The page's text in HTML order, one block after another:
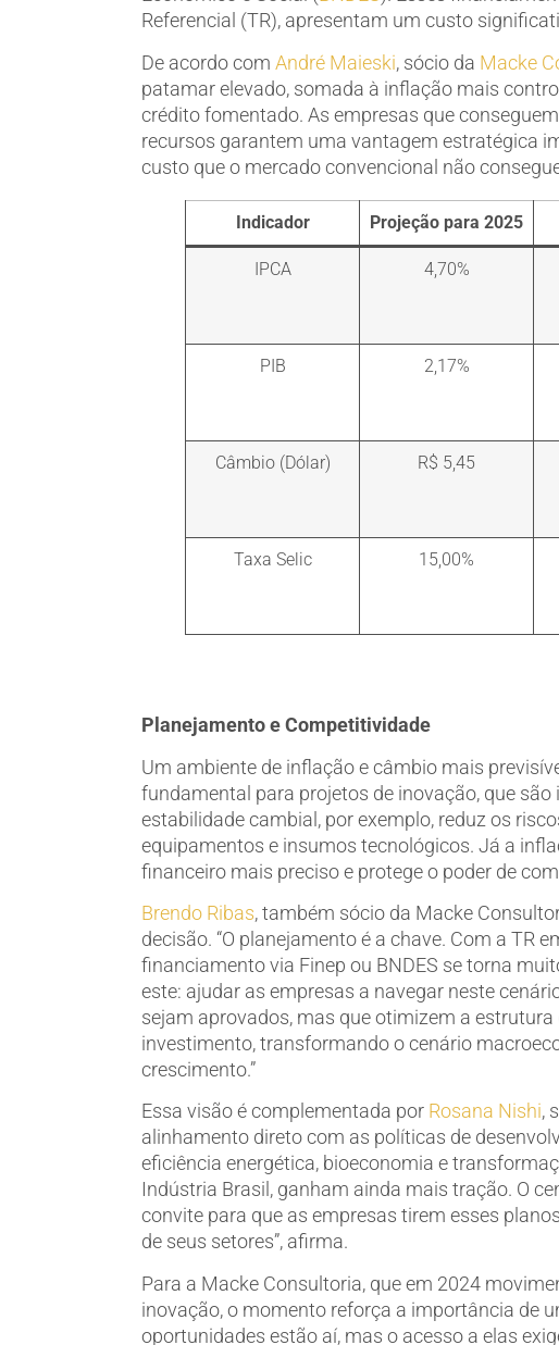
Referencial (TR), apresentam um custo
De acordo com André Maieski, sócio da Macke
patamar elevado, somada à inflação mais
crédito fomentado. As empresas que
recursos garantem uma vantagem estratégica
custo que o mercado convencional não
Indicador Projeção para 2025
IPCA 4,70%
PIB 2,17%
Câmbio (Dólar) R$ 5,45
Taxa Selic 15,00%
Planejamento e Competitividade
Um ambiente de inflação e câmbio mais
fundamental para projetos de inovação, que
estabilidade cambial, por exemplo, reduz os
equipamentos e insumos tecnológicos. Já a
financeiro mais preciso e protege o poder de
Brendo Ribas, também sócio da Macke
decisão. “O planejamento é a chave. Com a TR
financiamento via Finep ou BNDES se torna
este: ajudar as empresas a navegar neste
sejam aprovados, mas que otimizem a
investimento, transformando o cenário
crescimento.”
Essa visão é complementada por Rosana Nishi,
alinhamento direto com as políticas de
eficiência energética, bioeconomia e
Indústria Brasil, ganham ainda mais tração. O
convite para que as empresas tirem esses
de seus setores”, afirma.
Para a Macke Consultoria, que em 2024
inovação, o momento reforça a importância de
oportunidades estão aí, mas o acesso a elas